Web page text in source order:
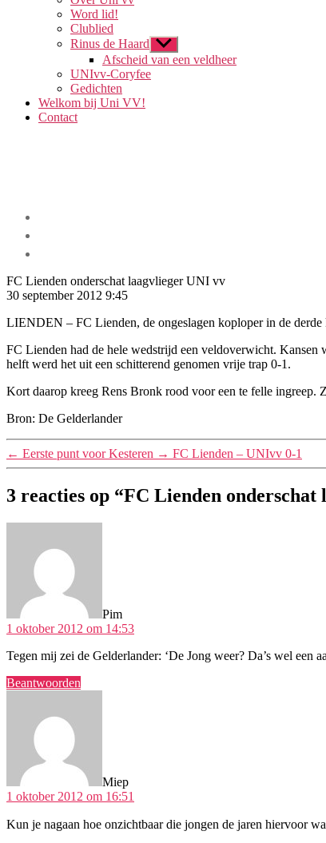
Word lid!
Clublied
Rinus de Haard Toon
submenu
Afscheid van een veldheer
UNIvv-Coryfee
Gedichten
Welkom bij Uni VV!
Contact
FC Lienden onderschat laagvlieger UNI vv
30 september 2012 9:45
LIENDEN – FC Lienden, de ongeslagen koploper in de derde
FC Lienden had de hele wedstrijd een veldoverwicht.
helft werd het uit een schitterend genomen vrije trap 0-1.
Kort daarop kreeg Rens Bronk rood voor een te felle ingreep.
Bron: De Gelderlander
← Eerste punt voor Kesteren → FC Lienden – UNIvv 0-1
3 reacties op “FC Lienden
Pim
1 oktober 2012 om 14:53
Tegen mij zei de Gelderlander: ‘De Jong weer? Da’s wel een
Beantwoorden
Miep
1 oktober 2012 om 16:51
Kun je nagaan hoe onzichtbaar die jongen de jaren hiervoor